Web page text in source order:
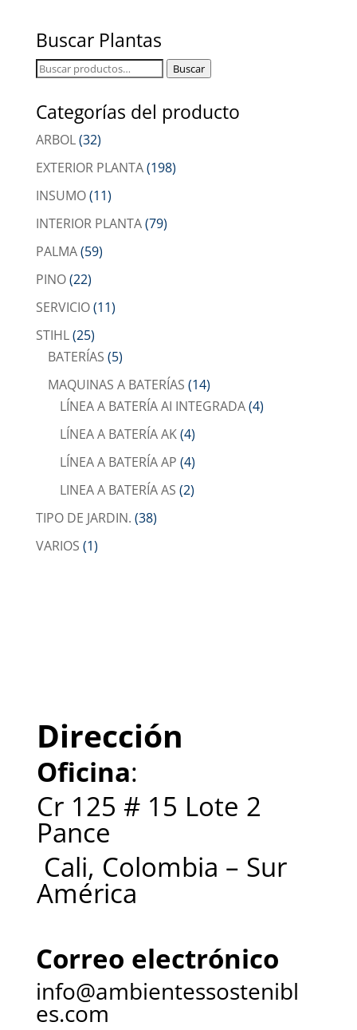
Buscar Plantas
Buscar
Buscar
Categorías del producto
ARBOL(32)
EXTERIOR PLANTA(198)
INSUMO(11)
INTERIOR PLANTA(79)
PALMA(59)
PINO(22)
SERVICIO(11)
STIHL(25)
BATERÍAS (5)
MAQUINAS A BATERÍAS (14)
LÍNEA A BATERÍA AI INTEGRADA(4)
LÍNEA A BATERÍA AK(4)
LÍNEA A BATERÍA AP (4)
LINEA A BATERÍA AS (2)
TIPO DE JARDIN. (38)
VARIOS (1)
Dirección
Oficina:
Cr 125 # 15 Lote 2
Pance
Cali, Colombia – Sur
América
Correo electrónico
info@ambientessostenibl
es.com